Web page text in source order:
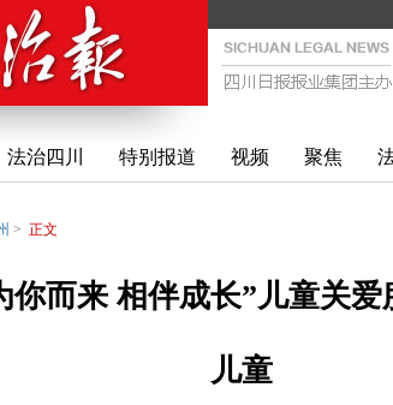
法治四川 特别报道 视频 聚焦
> 正文
你而来 相伴成长”儿童关
儿童